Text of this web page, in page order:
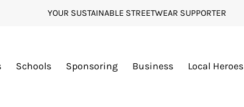
YOUR SUSTAINABLE STREETWEAR SUPPORTER
Schools Sponsoring Business Local Heroes